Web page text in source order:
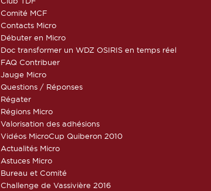
Comité MCF
Contacts Micro
Débuter en Micro
Doc transformer un WDZ OSIRIS en temps réel
FAQ Contribuer
Jauge Micro
Questions / Réponses
Régater
Régions Micro
Valorisation des adhésions
Vidéos MicroCup Quiberon 2010
Actualités Micro
Astuces Micro
Bureau et Comité
Challenge de Vassivière 2016